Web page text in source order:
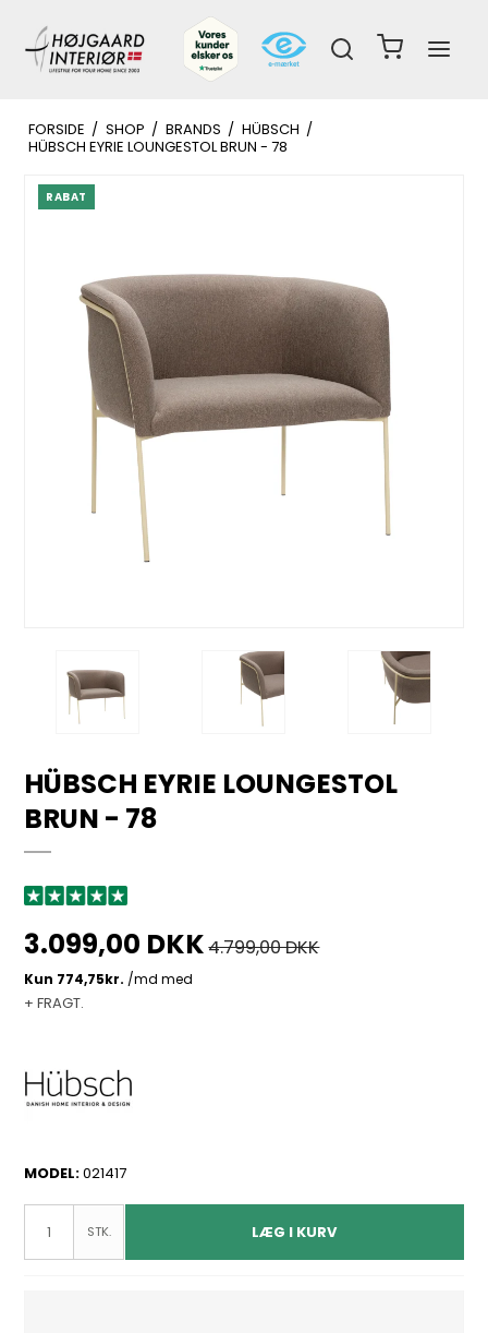
FORSIDE / SHOP / BRANDS / HÜBSCH /
HÜBSCH EYRIE LOUNGESTOL BRUN - 78
RABAT
HÜBSCH EYRIE LOUNGESTOL
BRUN - 78
3.099,00 DKK4.799,00 DKK
+ FRAGT.
MODEL:021417
STK. LÆG I KURV